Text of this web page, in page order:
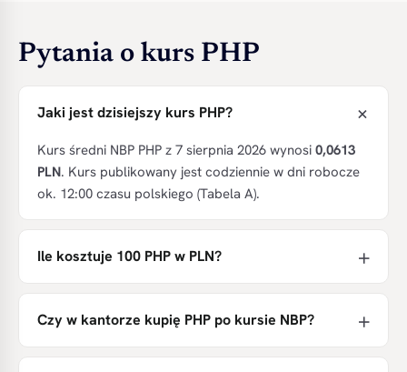
Pytania o kurs PHP
Jaki jest dzisiejszy kurs PHP?
Kurs średni NBP PHP z 7 sierpnia 2026 wynosi 0,0613
PLN. Kurs publikowany jest codziennie w dni robocze
ok. 12:00 czasu polskiego (Tabela A).
Ile kosztuje 100 PHP w PLN?
Czy w kantorze kupię PHP po kursie NBP?